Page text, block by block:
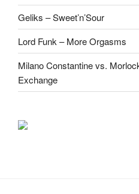
Geliks – Sweet’n’Sour
Lord Funk – More Orgasms
Milano Constantine vs.
Exchange